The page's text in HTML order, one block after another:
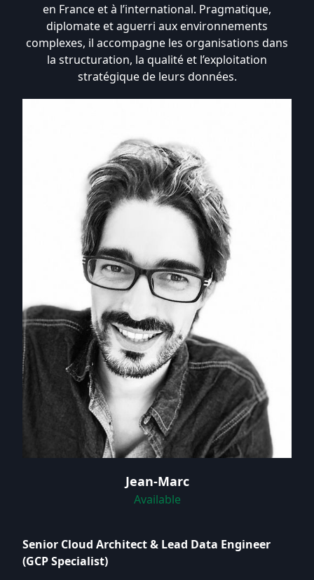
en France et à l’international. Pragmatique,
diplomate et aguerri aux environnements
complexes, il accompagne les organisations dans
la structuration, la qualité et l’exploitation
stratégique de leurs données.
Jean-Marc
Available
Senior Cloud Architect & Lead Data Engineer
(GCP Specialist)